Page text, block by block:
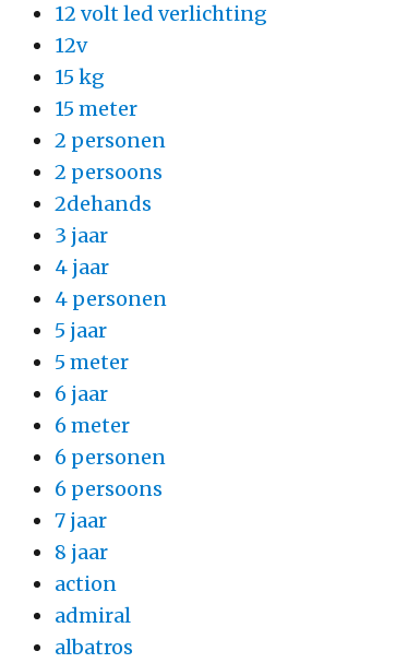
12 volt led verlichting
12v
15 kg
15 meter
2 personen
2 persoons
2dehands
3 jaar
4 jaar
4 personen
5 jaar
5 meter
6 jaar
6 meter
6 personen
6 persoons
7 jaar
8 jaar
action
admiral
albatros